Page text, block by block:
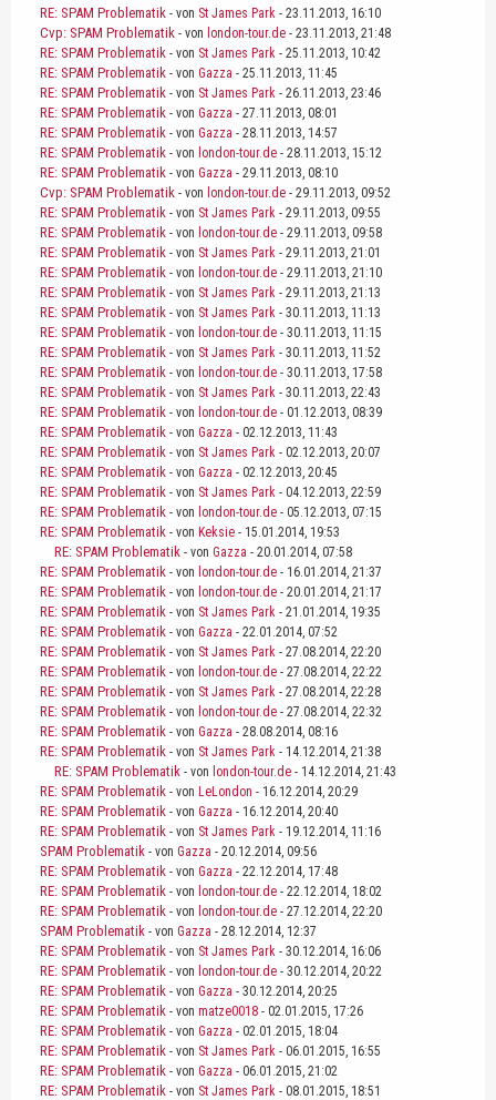
RE: SPAM Problematik - von St James Park - 23.11.2013, 16:10
Cvp: SPAM Problematik - von london-tour.de - 23.11.2013, 21:48
RE: SPAM Problematik - von St James Park - 25.11.2013, 10:42
RE: SPAM Problematik - von Gazza - 25.11.2013, 11:45
RE: SPAM Problematik - von St James Park - 26.11.2013, 23:46
RE: SPAM Problematik - von Gazza - 27.11.2013, 08:01
RE: SPAM Problematik - von Gazza - 28.11.2013, 14:57
RE: SPAM Problematik - von london-tour.de - 28.11.2013, 15:12
RE: SPAM Problematik - von Gazza - 29.11.2013, 08:10
Cvp: SPAM Problematik - von london-tour.de - 29.11.2013, 09:52
RE: SPAM Problematik - von St James Park - 29.11.2013, 09:55
RE: SPAM Problematik - von london-tour.de - 29.11.2013, 09:58
RE: SPAM Problematik - von St James Park - 29.11.2013, 21:01
RE: SPAM Problematik - von london-tour.de - 29.11.2013, 21:10
RE: SPAM Problematik - von St James Park - 29.11.2013, 21:13
RE: SPAM Problematik - von St James Park - 30.11.2013, 11:13
RE: SPAM Problematik - von london-tour.de - 30.11.2013, 11:15
RE: SPAM Problematik - von St James Park - 30.11.2013, 11:52
RE: SPAM Problematik - von london-tour.de - 30.11.2013, 17:58
RE: SPAM Problematik - von St James Park - 30.11.2013, 22:43
RE: SPAM Problematik - von london-tour.de - 01.12.2013, 08:39
RE: SPAM Problematik - von Gazza - 02.12.2013, 11:43
RE: SPAM Problematik - von St James Park - 02.12.2013, 20:07
RE: SPAM Problematik - von Gazza - 02.12.2013, 20:45
RE: SPAM Problematik - von St James Park - 04.12.2013, 22:59
RE: SPAM Problematik - von london-tour.de - 05.12.2013, 07:15
RE: SPAM Problematik - von Keksie - 15.01.2014, 19:53
RE: SPAM Problematik - von Gazza - 20.01.2014, 07:58
RE: SPAM Problematik - von london-tour.de - 16.01.2014, 21:37
RE: SPAM Problematik - von london-tour.de - 20.01.2014, 21:17
RE: SPAM Problematik - von St James Park - 21.01.2014, 19:35
RE: SPAM Problematik - von Gazza - 22.01.2014, 07:52
RE: SPAM Problematik - von St James Park - 27.08.2014, 22:20
RE: SPAM Problematik - von london-tour.de - 27.08.2014, 22:22
RE: SPAM Problematik - von St James Park - 27.08.2014, 22:28
RE: SPAM Problematik - von london-tour.de - 27.08.2014, 22:32
RE: SPAM Problematik - von Gazza - 28.08.2014, 08:16
RE: SPAM Problematik - von St James Park - 14.12.2014, 21:38
RE: SPAM Problematik - von london-tour.de - 14.12.2014, 21:43
RE: SPAM Problematik - von LeLondon - 16.12.2014, 20:29
RE: SPAM Problematik - von Gazza - 16.12.2014, 20:40
RE: SPAM Problematik - von St James Park - 19.12.2014, 11:16
SPAM Problematik - von Gazza - 20.12.2014, 09:56
RE: SPAM Problematik - von Gazza - 22.12.2014, 17:48
RE: SPAM Problematik - von london-tour.de - 22.12.2014, 18:02
RE: SPAM Problematik - von london-tour.de - 27.12.2014, 22:20
SPAM Problematik - von Gazza - 28.12.2014, 12:37
RE: SPAM Problematik - von St James Park - 30.12.2014, 16:06
RE: SPAM Problematik - von london-tour.de - 30.12.2014, 20:22
RE: SPAM Problematik - von Gazza - 30.12.2014, 20:25
RE: SPAM Problematik - von matze0018 - 02.01.2015, 17:26
RE: SPAM Problematik - von Gazza - 02.01.2015, 18:04
RE: SPAM Problematik - von St James Park - 06.01.2015, 16:55
RE: SPAM Problematik - von Gazza - 06.01.2015, 21:02
RE: SPAM Problematik - von St James Park - 08.01.2015, 18:51